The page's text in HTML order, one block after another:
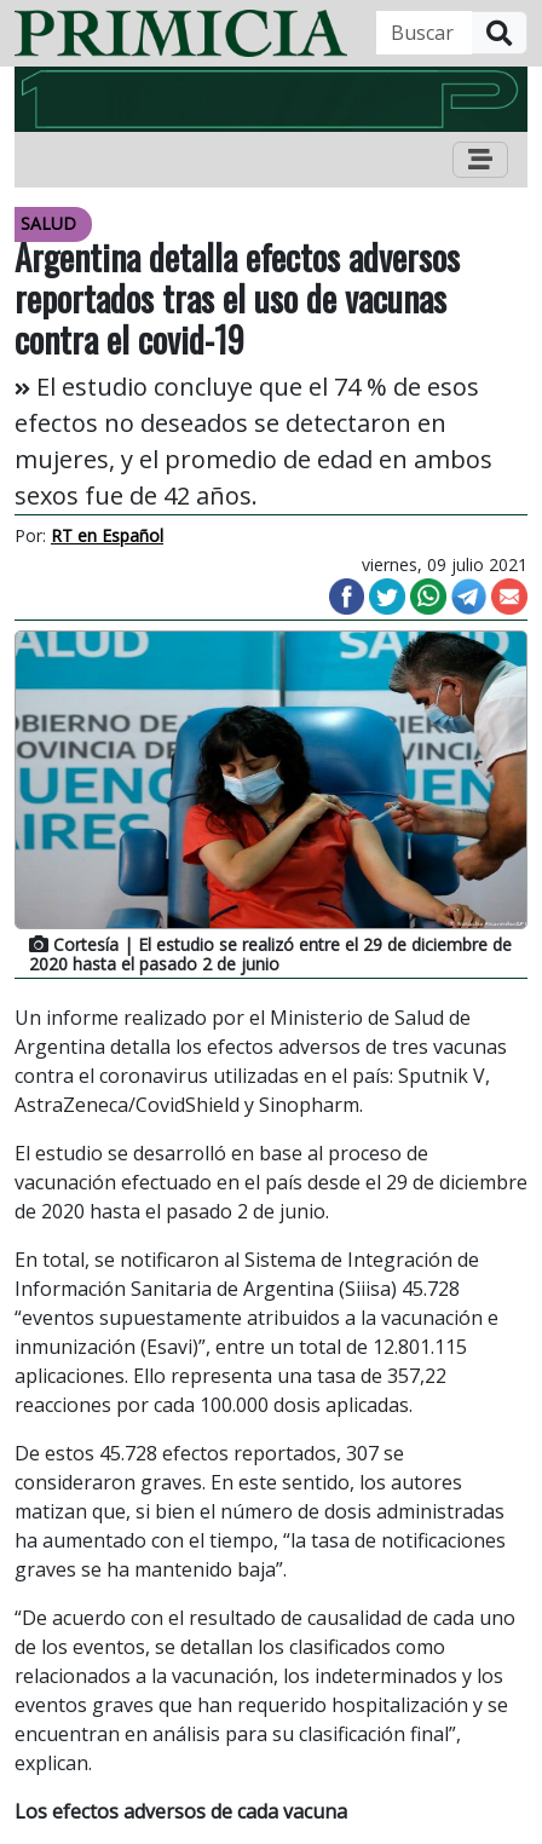
SALUD
Argentina detalla efectos adversos
reportados tras el uso de vacunas
contra el covid-19
El estudio concluye que el 74 % de esos
efectos no deseados se detectaron en
mujeres, y el promedio de edad en ambos
sexos fue de 42 años.
Por: RT en Español
viernes, 09 julio 2021
Cortesía | El estudio se realizó entre el 29 de diciembre de
2020 hasta el pasado 2 de junio
Un informe realizado por el Ministerio de Salud de
Argentina detalla los efectos adversos de tres vacunas
contra el coronavirus utilizadas en el país: Sputnik V,
AstraZeneca/CovidShield y Sinopharm.
El estudio se desarrolló en base al proceso de
vacunación efectuado en el país desde el 29 de diciembre
de 2020 hasta el pasado 2 de junio.
En total, se notificaron al Sistema de Integración de
Información Sanitaria de Argentina (Siiisa) 45.728
“eventos supuestamente atribuidos a la vacunación e
inmunización (Esavi)”, entre un total de 12.801.115
aplicaciones. Ello representa una tasa de 357,22
reacciones por cada 100.000 dosis aplicadas.
De estos 45.728 efectos reportados, 307 se
consideraron graves. En este sentido, los autores
matizan que, si bien el número de dosis administradas
ha aumentado con el tiempo, “la tasa de notificaciones
graves se ha mantenido baja”.
“De acuerdo con el resultado de causalidad de cada uno
de los eventos, se detallan los clasificados como
relacionados a la vacunación, los indeterminados y los
eventos graves que han requerido hospitalización y se
encuentran en análisis para su clasificación final”,
explican.
Los efectos adversos de cada vacuna